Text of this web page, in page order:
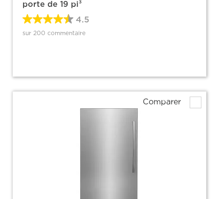
porte de 19 pi³
4.5
sur 200 commentaire
Comparer